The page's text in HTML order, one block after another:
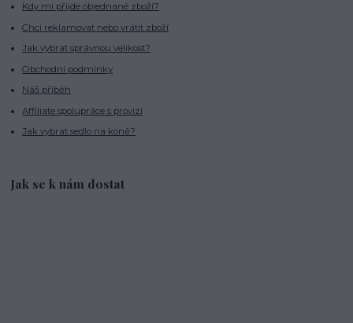
Kdy mi přijde objednané zboží?
Chci reklamovat nebo vrátit zboží
Jak vybrat správnou velikost?
Obchodní podmínky
Náš příběh
Affiliate spolupráce s provizí
Jak vybrat sedlo na koně?
Jak se k nám dostat